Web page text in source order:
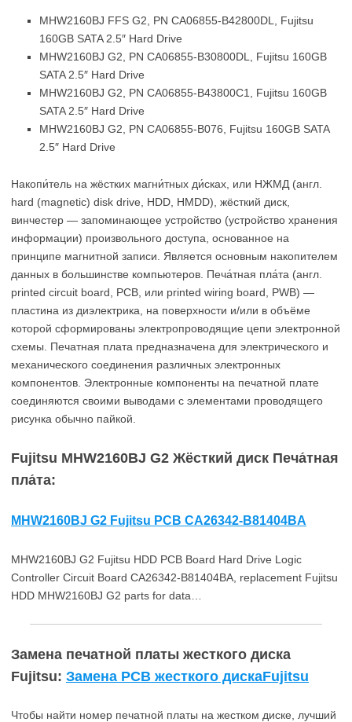
MHW2160BJ FFS G2, PN CA06855-B42800DL, Fujitsu
160GB SATA 2.5″ Hard Drive
MHW2160BJ G2, PN CA06855-B30800DL, Fujitsu 160GB
SATA 2.5″ Hard Drive
MHW2160BJ G2, PN CA06855-B43800C1, Fujitsu 160GB
SATA 2.5″ Hard Drive
MHW2160BJ G2, PN CA06855-B076, Fujitsu 160GB SATA
2.5″ Hard Drive
Накопи́тель на жёстких магни́тных ди́сках, или НЖМД (англ.
hard (magnetic) disk drive, HDD, HMDD), жёсткий диск,
винчестер — запоминающее устройство (устройство хранения
информации) произвольного доступа, основанное на
принципе магнитной записи. Является основным накопителем
данных в большинстве компьютеров. Печа́тная пла́та (англ.
printed circuit board, PCB, или printed wiring board, PWB) —
пластина из диэлектрика, на поверхности и/или в объёме
которой сформированы электропроводящие цепи электронной
схемы. Печатная плата предназначена для электрического и
механического соединения различных электронных
компонентов. Электронные компоненты на печатной плате
соединяются своими выводами с элементами проводящего
рисунка обычно пайкой.
Fujitsu MHW2160BJ G2 Жёсткий диск Печа́тная
пла́та:
MHW2160BJ G2 Fujitsu PCB CA26342-B81404BA
MHW2160BJ G2 Fujitsu HDD PCB Board Hard Drive Logic
Controller Circuit Board CA26342-B81404BA, replacement Fujitsu
HDD MHW2160BJ G2 parts for data…
Замена печатной платы жесткого диска
Fujitsu: Замена PCB жесткого дискаFujitsu
Чтобы найти номер печатной платы на жестком диске, лучший